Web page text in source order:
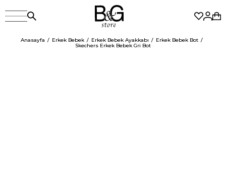
Anasayfa Erkek Bebek Erkek Bebek Ayakkabı
Erkek Bebek Bot
Skechers Erkek Bebek Gri Bot